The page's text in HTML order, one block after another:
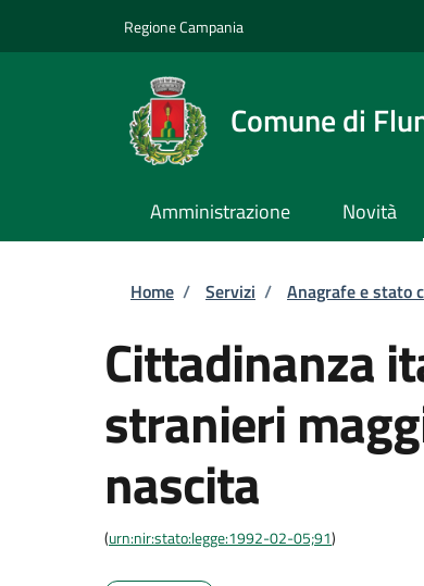
Regione Campania
Comune di
Amministrazione Novità
Briciole di pane
Home / Servizi / Anagrafe e stato
Cittadinanza
stranieri
nascita
(urn:nir:stato:legge:1992-02-05;91)